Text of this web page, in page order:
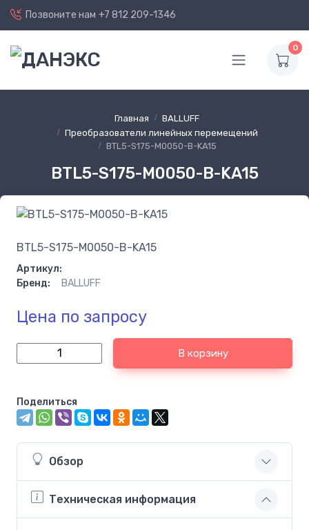
Позвоните нам +7 812 209-1346
0
Главная
BALLUFF
Преобразователи линейных перемещений
BTL5-S175-M0050-B-KA15
BTL5-S175-M0050-B-KA15
BTL5-S175-M0050-B-KA15
Артикул:
Бренд:
BALLUFF
Цена по запросу
В корзину
Поделиться
Обзор
Техническая информация